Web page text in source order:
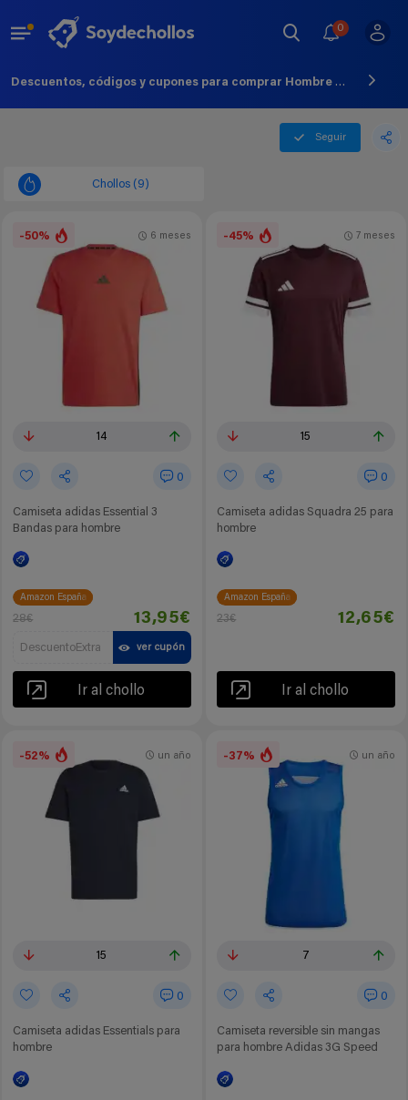
0
Descuentos, códigos y cupones para comprar Hombre Adidas Camiseta Camiseta Adidas - Agosto - 2026
Seguir
Chollos (9)
-50%
14
0
Camiseta adidas Essential 3
Bandas para hombre
6 meses
Amazon España
28€ 13,95€
DescuentoExtra ver cupón
Ir al chollo
-45%
15
0
Camiseta adidas Squadra 25 para
hombre
7 meses
Amazon España
23€ 12,65€
Ir al chollo
-52%
15
0
Camiseta adidas Essentials para
hombre
un año -37%
7
0
Camiseta reversible sin mangas
para hombre Adidas 3G Speed
un año